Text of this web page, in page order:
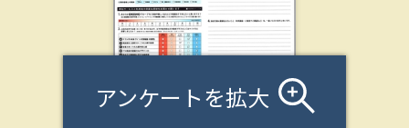
アンケートを拡大